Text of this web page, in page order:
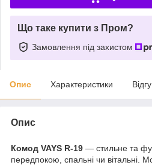
Що таке купити з Пром?
Замовлення під захистом
Опис Характеристики
Опис
Комод VAYS R-19 — стильне та
передпокою, спальні чи вітальні.